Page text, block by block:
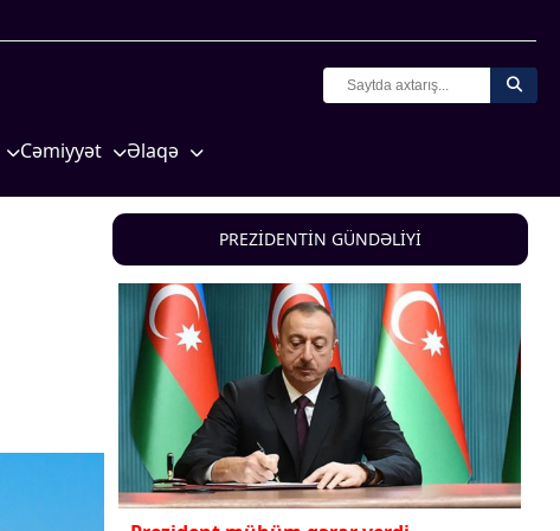
və
Cəmiyyət
Məhkəmə və hüquq
Gənclər və İdman
Əlaqə
PREZİDENTİN GÜNDƏLİYİ